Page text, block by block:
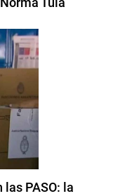
PASO: la